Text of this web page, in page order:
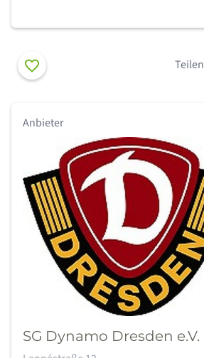
Merken Teilen
Anbieter
SG Dynamo Dresden e.V.